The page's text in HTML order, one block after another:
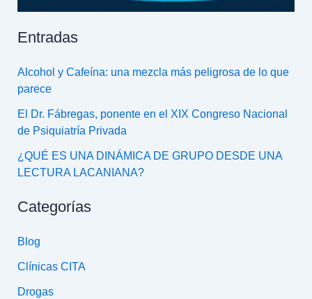
Entradas
Alcohol y Cafeína: una mezcla más peligrosa de lo que
parece
El Dr. Fábregas, ponente en el XIX Congreso Nacional
de Psiquiatría Privada
¿QUÉ ES UNA DINÁMICA DE GRUPO DESDE UNA
LECTURA LACANIANA?
Categorías
Blog
Clínicas CITA
Drogas